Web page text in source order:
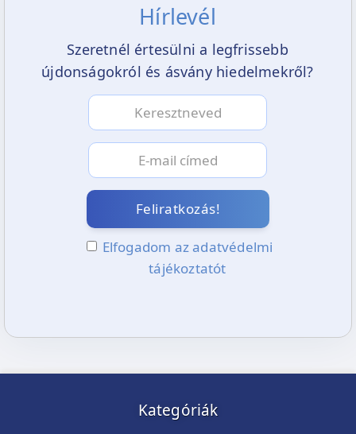
Hírlevél
Szeretnél értesülni a legfrissebb
újdonságokról és ásvány hiedelmekről?
Feliratkozás!
Elfogadom az adatvédelmi
tájékoztatót
Kategóriák